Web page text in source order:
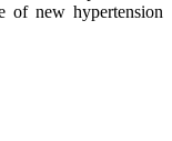
of new hypertension